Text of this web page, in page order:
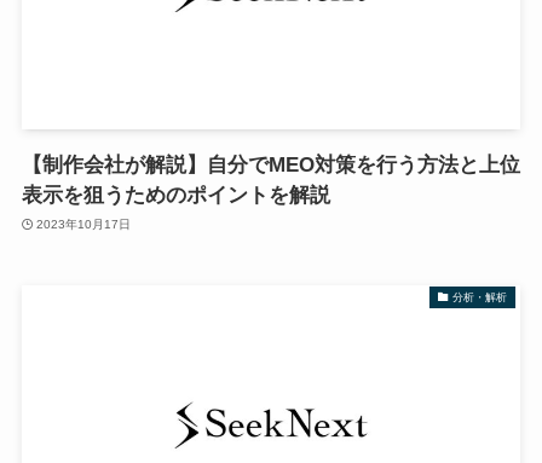
【制作会社が解説】自分でMEO対策を行う方法と上位
表示を狙うためのポイントを解説
2023年10月17日
分析・解析